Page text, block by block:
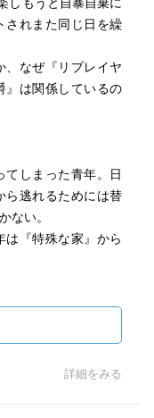
されまた同じ日を繰
、なぜ『リプレイヤ
』は関係しているの
てしまった青年。日
ら逃れるためには替
ない。
は『特殊な家』から
だリオは、その力
聞く日々が続く。リ
こと。
詳細をみる